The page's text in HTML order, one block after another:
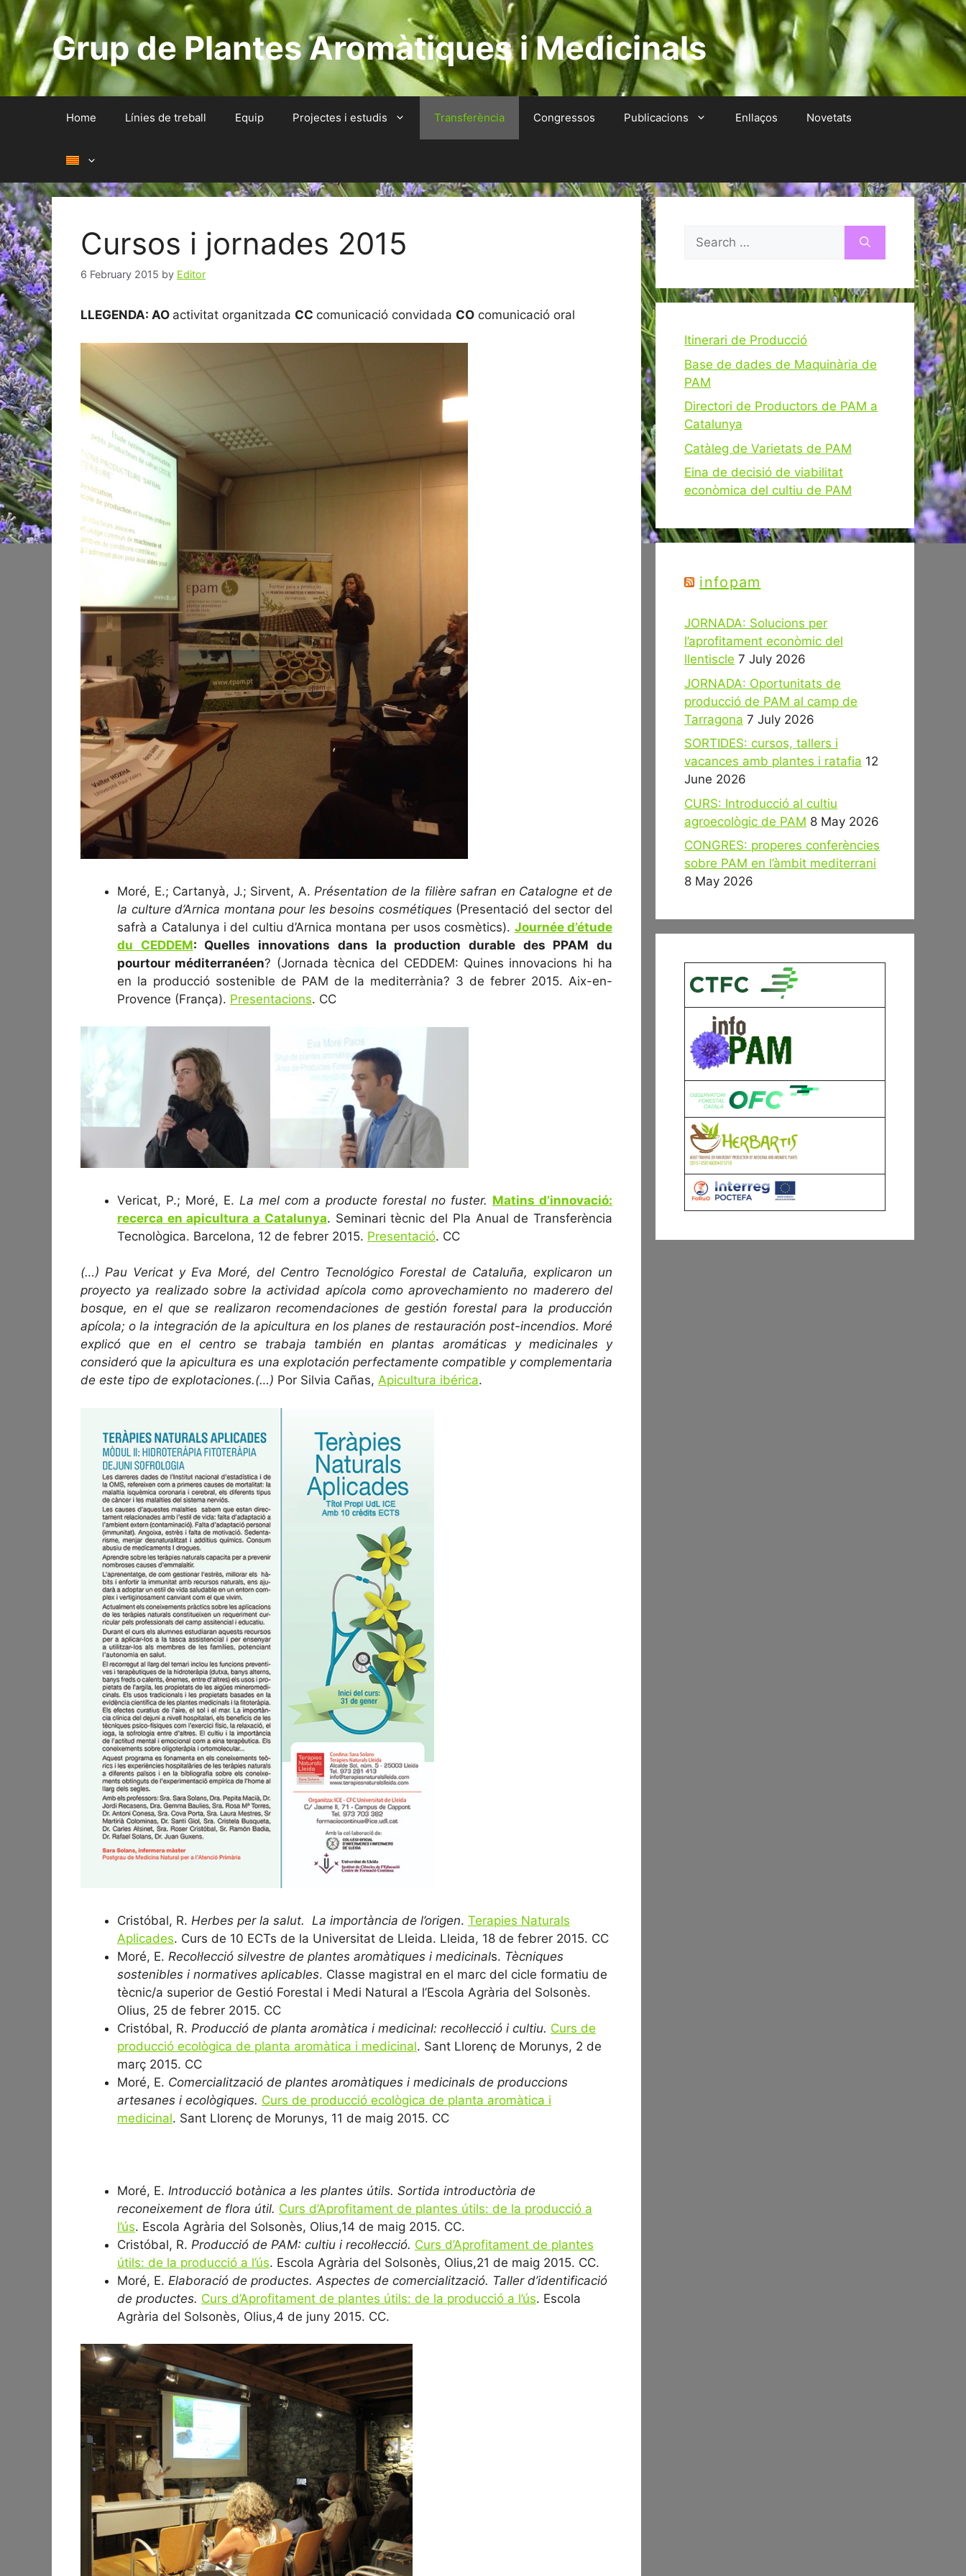
Skip
content
Grup de Plantes Aromàtiques i Medicinals
Home Línies de treball Equip Projectes i estudis Transferència Congressos Publicacions Enllaços Novetats
Cursos i jornades 2015
6 February 2015 by Editor
LLEGENDA: AO activitat organitzada CC comunicació convidada CO comunicació oral
Moré, E.; Cartanyà, J.; Sirvent, A. Présentation de la filière safran en Catalogne et de
la culture d’Arnica montana pour les besoins cosmétiques(Presentació del sector del
safrà a Catalunya i del cultiu d’Arnica montana per usos cosmètics). Journée d’étude
du CEDDEM: Quelles innovations dans la production durable des PPAM du
pourtour méditerranéen? (Jornada tècnica del CEDDEM: Quines innovacions hi ha
en la producció sostenible de PAM de la mediterrània? 3 de febrer 2015. Aix-en-
Provence (França). Presentacions. CC
Vericat, P.; Moré, E. La mel com a producte forestal no fuster. Matins d’innovació:
recerca en apicultura a Catalunya. Seminari tècnic del Pla Anual de Transferència
Tecnològica. Barcelona, 12 de febrer 2015. Presentació. CC
(…) Pau Vericat y Eva Moré, del Centro Tecnológico Forestal de Cataluña, explicaron un
proyecto ya realizado sobre la actividad apícola como aprovechamiento no maderero del
bosque, en el que se realizaron recomendaciones de gestión forestal para la producción
apícola; o la integración de la apicultura en los planes de restauración post-incendios. Moré
explicó que en el centro se trabaja también en plantas aromáticas y medicinales y
consideró que la apicultura es una explotación perfectamente compatible y complementaria
de este tipo de explotaciones.(…) Por Silvia Cañas, Apicultura ibérica.
Cristóbal, R. Herbes per la salut. La importància de l’origen. Terapies Naturals
Aplicades. Curs de 10 ECTs de la Universitat de Lleida. Lleida, 18 de febrer 2015. CC
Moré, E. Recol·lecció silvestre de plantes aromàtiques i medicinals. Tècniques
sostenibles i normatives aplicables. Classe magistral en el marc del cicle formatiu de
tècnic/a superior de Gestió Forestal i Medi Natural a l’Escola Agrària del Solsonès.
Olius, 25 de febrer 2015. CC
Cristóbal, R. Producció de planta aromàtica i medicinal: recol·lecció i cultiu. Curs de
producció ecològica de planta aromàtica i medicinal. Sant Llorenç de Morunys, 2 de
març 2015. CC
Moré, E. Comercialització de plantes aromàtiques i medicinals de produccions
artesanes i ecològiques. Curs de producció ecològica de planta aromàtica i
medicinal. Sant Llorenç de Morunys, 11 de maig 2015. CC
Moré, E. Introducció botànica a les plantes útils. Sortida introductòria de
reconeixement de flora útil. Curs d’Aprofitament de plantes útils: de la producció a
l’ús. Escola Agrària del Solsonès, Olius,14 de maig 2015. CC.
Cristóbal, R. Producció de PAM: cultiu i recol·lecció. Curs d’Aprofitament de plantes
útils: de la producció a l’ús. Escola Agrària del Solsonès, Olius,21 de maig 2015. CC.
Moré, E. Elaboració de productes. Aspectes de comercialització. Taller d’identificació
de productes. Curs d’Aprofitament de plantes útils: de la producció a l’ús. Escola
Agrària del Solsonès, Olius,4 de juny 2015. CC.
Search
for:
Itinerari de Producció
Base de dades de Maquinària de
PAM
Directori de Productors de PAM a
Catalunya
Catàleg de Varietats de PAM
Eina de decisió de viabilitat
econòmica del cultiu de PAM
infopam
JORNADA: Solucions per
l’aprofitament econòmic del
llentiscle 7 July 2026
JORNADA: Oportunitats de
producció de PAM al camp de
Tarragona 7 July 2026
SORTIDES: cursos, tallers i
vacances amb plantes i ratafia 12
June 2026
CURS: Introducció al cultiu
agroecològic de PAM 8 May 2026
CONGRES: properes conferències
sobre PAM en l’àmbit mediterrani
8 May 2026